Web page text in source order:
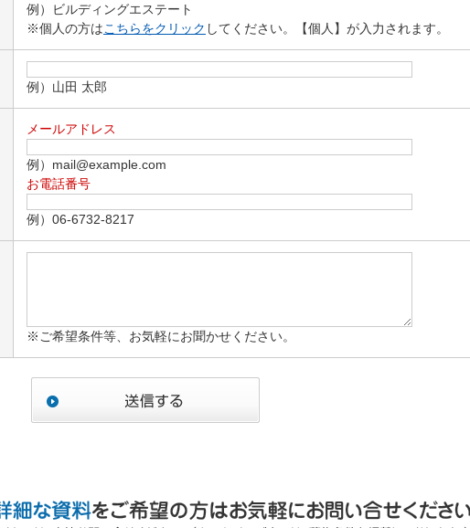
例）ビルディングエステート
※個人の方はこちらをクリック してください。【個人】が入力されます。
例）山田 太郎
メールアドレス
例）mail@example.com
お電話番号
例）06-6732-8217
※ご希望条件等、お気軽にお聞かせください。